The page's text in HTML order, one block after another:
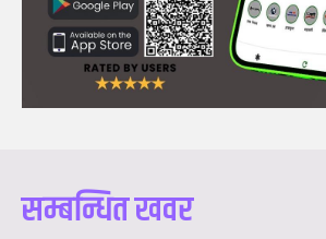
सम्बन्धित खवर